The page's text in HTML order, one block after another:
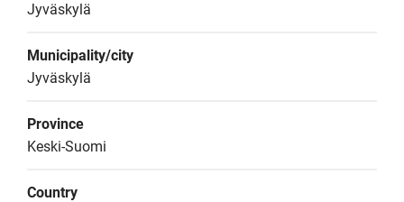
Jyväskylä
Municipality/city
Jyväskylä
Province
Keski-Suomi
Country